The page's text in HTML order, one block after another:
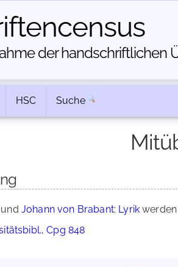
der handschriftlichen
HSC Suche
und Johann von Brabant: Lyrikwerden
Cpg 848